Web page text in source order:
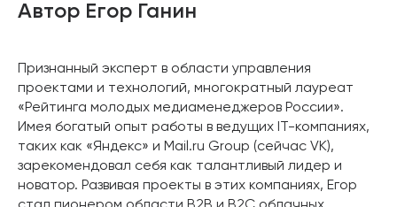
Автор Егор Ганин
Признанный эксперт в области управления
проектами и технологий, многократный лауреат
«Рейтинга молодых медиаменеджеров России».
Имея богатый опыт работы в ведущих IT-компаниях,
таких как «Яндекс» и Mail.ru Group (сейчас VK),
зарекомендовал себя как талантливый лидер и
новатор. Развивая проекты в этих компаниях, Егор